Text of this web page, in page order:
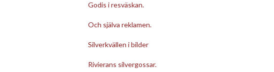
Godis i resväskan.
Och själva reklamen.
Silverkvällen i bilder
Rivierans silvergossar.